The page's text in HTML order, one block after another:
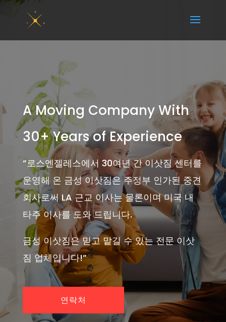
A Moving Company With
30+ Years of Experience
“로스엔젤레스에서 30여년 간 이삿짐 센터를
운영해 온 금성 이삿짐은 주정부 인가된 중견
회사로써 LA 근교 이사는 물론이며 미국 내
타주 이사를 도와 드립니다.
금성 이삿짐은 믿고 맡길 수 있는 전문 이삿
짐 업체입니다!”
연락처